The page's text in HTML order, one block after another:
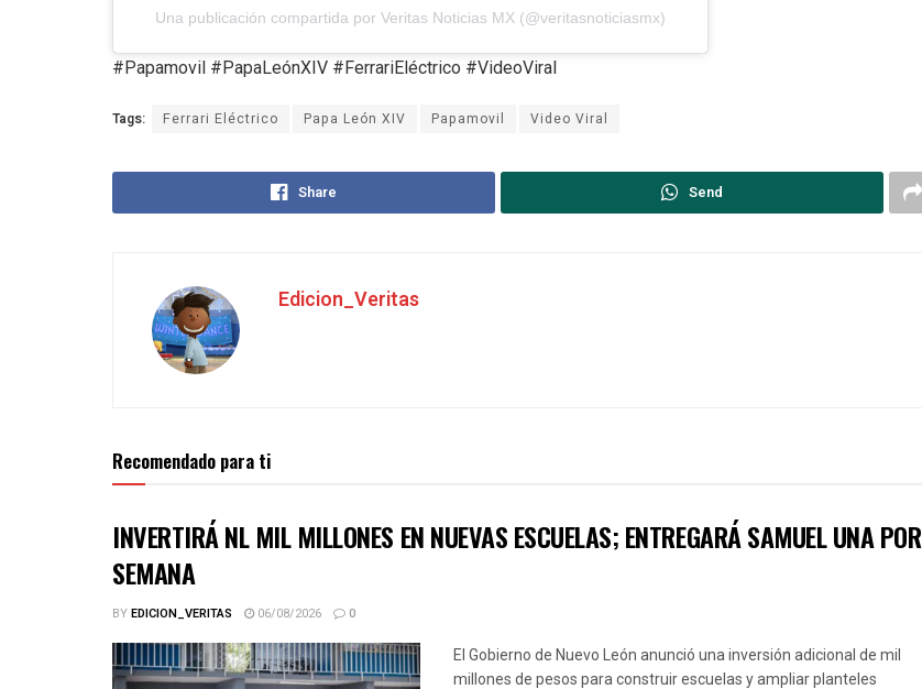
Una publicación compartida por Veritas Noticias MX (@veritasnoticiasmx)
#Papamovil #PapaLeónXIV #FerrariEléctrico #VideoViral
Tags: Ferrari Eléctrico Papa León XIV Papamovil Video Viral
Share Send
Edicion_Veritas
Recomendado para ti
INVERTIRÁ NL MIL MILLONES EN NUEVAS ESCUELAS; ENTREGARÁ SAMUEL UNA POR
SEMANA
BYEDICION_VERITAS 06/08/2026 0
El Gobierno de Nuevo León anunció una inversión adicional de mil
millones de pesos para construir escuelas y ampliar planteles